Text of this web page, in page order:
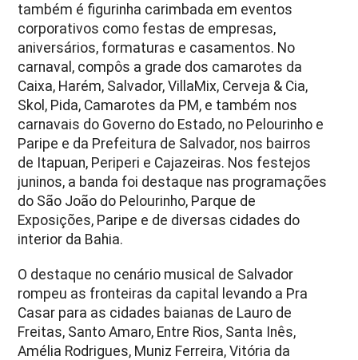
também é figurinha carimbada em eventos
corporativos como festas de empresas,
aniversários, formaturas e casamentos. No
carnaval, compôs a grade dos camarotes da
Caixa, Harém, Salvador, VillaMix, Cerveja & Cia,
Skol, Pida, Camarotes da PM, e também nos
carnavais do Governo do Estado, no Pelourinho e
Paripe e da Prefeitura de Salvador, nos bairros
de Itapuan, Periperi e Cajazeiras. Nos festejos
juninos, a banda foi destaque nas programações
do São João do Pelourinho, Parque de
Exposições, Paripe e de diversas cidades do
interior da Bahia.
O destaque no cenário musical de Salvador
rompeu as fronteiras da capital levando a Pra
Casar para as cidades baianas de Lauro de
Freitas, Santo Amaro, Entre Rios, Santa Inês,
Amélia Rodrigues, Muniz Ferreira, Vitória da